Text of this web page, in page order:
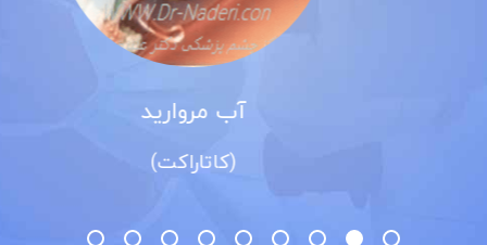
آب مروارید
(کاتاراکت)